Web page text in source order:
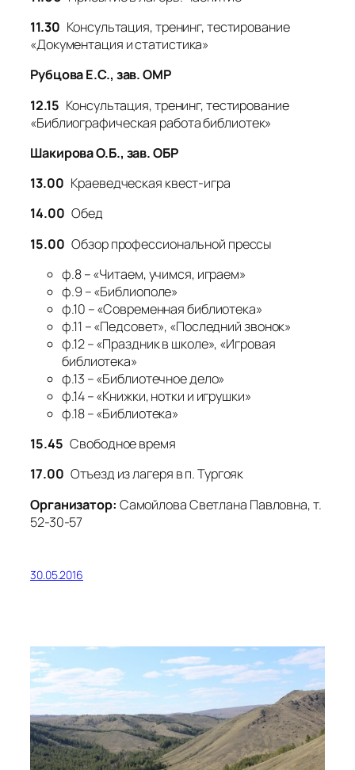
11.30 Консультация, тренинг, тестирование
«Документация и статистика»
Рубцова Е.С., зав. ОМР
12.15 Консультация, тренинг, тестирование
«Библиографическая работа библиотек»
Шакирова О.Б., зав. ОБР
13.00 Краеведческая квест-игра
14.00 Обед
15.00 Обзор профессиональной прессы
ф.8 – «Читаем, учимся, играем»
ф.9 – «Библиополе»
ф.10 – «Современная библиотека»
ф.11 – «Педсовет», «Последний звонок»
ф.12 – «Праздник в школе», «Игровая
библиотека»
ф.13 – «Библиотечное дело»
ф.14 – «Книжки, нотки и игрушки»
ф.18 – «Библиотека»
15.45 Свободное время
17.00 Отъезд из лагеря в п. Тургояк
Организатор: Самойлова Светлана Павловна, т.
52-30-57
30.05.2016